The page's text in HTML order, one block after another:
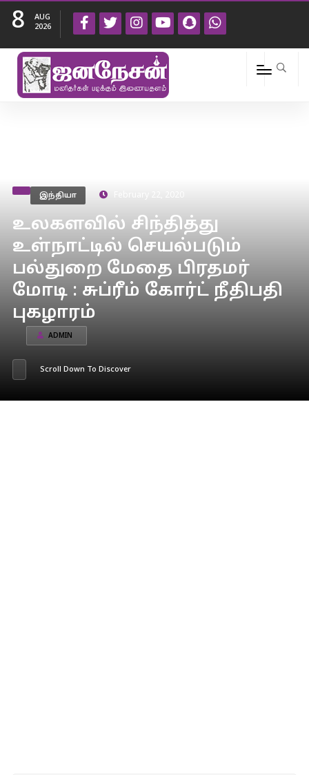
8
AUG
2026
இந்தியா
உலகளவில் சிந்தித்து
உள்நாட்டில் செயல்படும்
பல்துறை மேதை பிரதமர்
மோடி : சுப்ரீம் கோர்ட் நீதிபதி
புகழாரம்
ADMIN
Scroll Down To Discover